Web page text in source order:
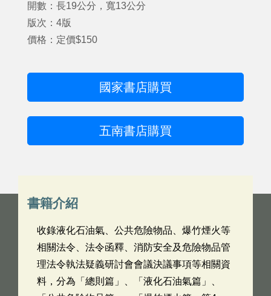
開數：長19公分，寬13公分
版次：4版
價格：定價$150
國家書店購買
五南書店購買
書籍介紹
收錄液化石油氣、公共危險物品、爆竹煙火等
相關法令、法令函釋、消防安全及危險物品管
理法令執法疑義研討會會議決議事項等相關資
料，分為「總則篇」、「液化石油氣篇」、